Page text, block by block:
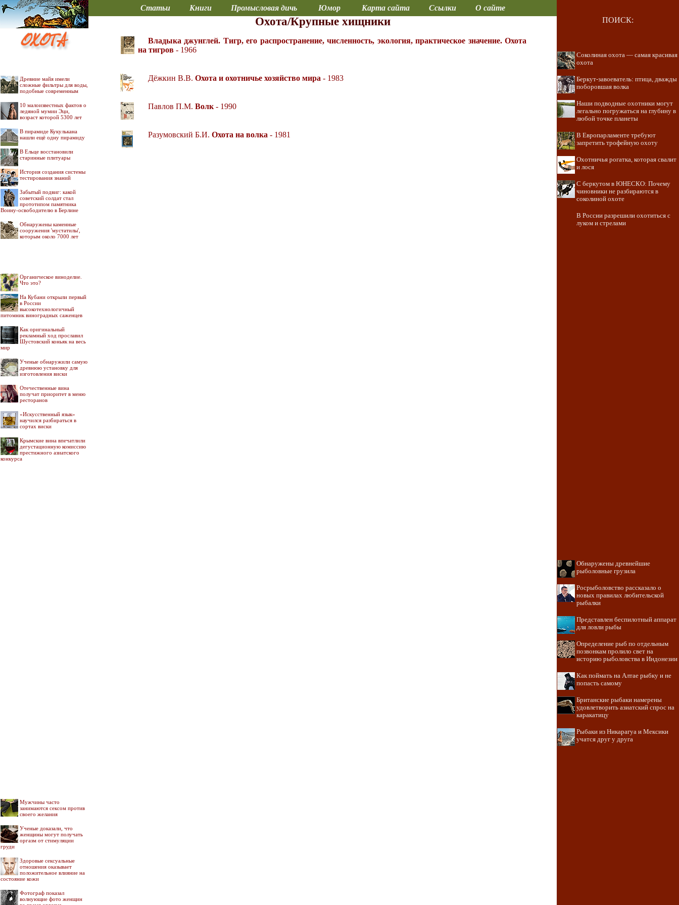
Статьи Книги Промысловая дичь Юмор Карта сайта Ссылки О сайте
Древние майя имели
сложные фильтры для воды,
подобные современным
10 малоизвестных фактов о
ледяной мумии Эци,
возраст которой 5300 лет
В пирамиде Кукулькана
нашли ещё одну пирамиду
В Ельце восстановили
старинные плитуары
История создания системы
тестирования знаний
Забытый подвиг: какой
советский солдат стал
прототипом памятника
Воину-освободителю в Берлине
Обнаружены каменные
сооружения 'мустатилы',
которым около 7000 лет
Органическое виноделие.
Что это?
На Кубани открыли первый
в России
высокотехнологичный
питомник виноградных саженцев
Как оригинальный
рекламный ход прославил
Шустовский коньяк на весь
мир
Ученые обнаружили самую
древнюю установку для
изготовления виски
Отечественные вина
получат приоритет в меню
ресторанов
«Искусственный язык»
научился разбираться в
сортах виски
Крымские вина впечатлили
дегустационную комиссию
престижного азиатского
конкурса
Мужчины часто
занимаются сексом против
своего желания
Ученые доказали, что
женщины могут получать
оргазм от стимуляции
груди
Здоровые сексуальные
отношения оказывает
положительное влияние на
состояние кожи
Фотограф показал
волнующие фото женщин
Охота/Крупные хищники
Владыка джунглей. Тигр, его распространение, численность, экология, практическое значение. Охота
на тигров- 1966
Дёжкин В.В. Охота и охотничье хозяйство мира - 1983
Павлов П.М. Волк- 1990
Разумовский Б.И. Охота на волка - 1981
ПОИСК:
Соколиная охота — самая красивая
охота
Беркут-завоеватель: птица, дважды
поборовшая волка
Наши подводные охотники могут
легально погружаться на глубину в
любой точке планеты
В Европарламенте требуют
запретить трофейную охоту
Охотничья рогатка, которая свалит
и лося
С беркутом в ЮНЕСКО: Почему
чиновники не разбираются в
соколиной охоте
В России разрешили охотиться с
луком и стрелами
Обнаружены древнейшие
рыболовные грузила
Росрыболовство рассказало о
новых правилах любительской
рыбалки
Представлен беспилотный аппарат
для ловли рыбы
Определение рыб по отдельным
позвонкам пролило свет на
историю рыболовства в Индонезии
Как поймать на Алтае рыбку и не
попасть самому
Британские рыбаки намерены
удовлетворить азиатский спрос на
каракатицу
Рыбаки из Никарагуа и Мексики
учатся друг у друга